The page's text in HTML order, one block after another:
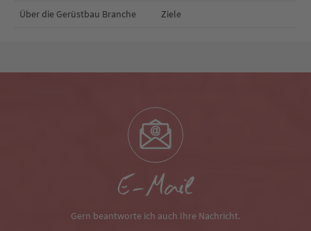
Über die Gerüstbau Branche Ziele
E-Mail
Gern beantworte ich auch Ihre Nachricht.